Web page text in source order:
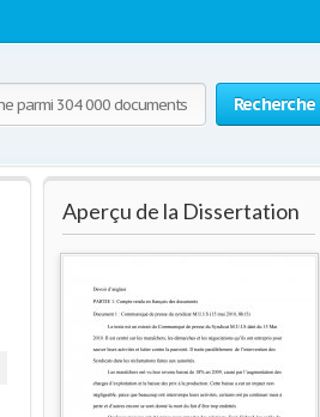
Recherche
Aperçu de la Dissertation